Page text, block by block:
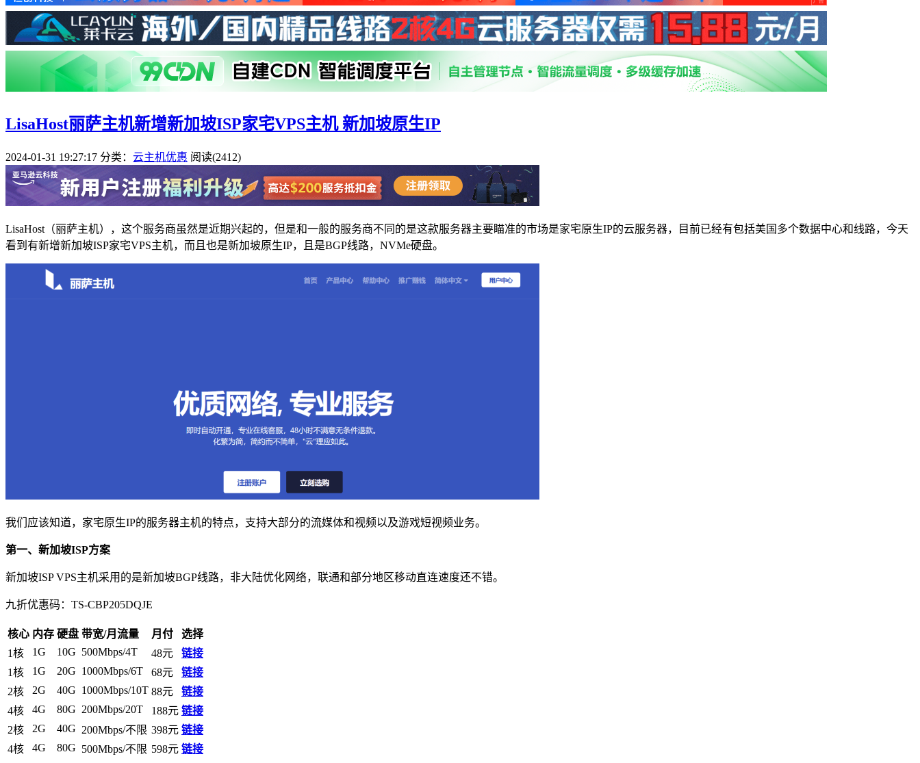
LisaHost丽萨主机新增新加坡ISP家宅VPS主机 新加坡原生IP
2024-01-31 19:27:17 分类： 云主机优惠 阅读(2412)
LisaHost（丽萨主机），这个服务商虽然是近期兴起的，但是和一般的服务商不同的是这款服务器主要瞄准的市场是家宅原生IP的云服务器，目前已经有包括美国多个数据中心和线路，今天
看到有新增新加坡ISP家宅VPS主机，而且也是新加坡原生IP，且是BGP线路，NVMe硬盘。
我们应该知道，家宅原生IP的服务器主机的特点，支持大部分的流媒体和视频以及游戏短视频业务。
第一、新加坡ISP方案
新加坡ISP VPS主机采用的是新加坡BGP线路，非大陆优化网络，联通和部分地区移动直连速度还不错。
九折优惠码： TS-CBP205DQJE
核心 内存 硬盘 带宽/月流量 月付
选择
1核
1G 10G 500Mbps/4T 48元
链接
1核
1G 20G 1000Mbps/6T 68元
链接
2核
2G 40G 1000Mbps/10T 88元
链接
4核
4G 80G 200Mbps/20T 188元 链接
2核
2G 40G 200Mbps/不限 398元 链接
4核
4G 80G 500Mbps/不限 598元 链接